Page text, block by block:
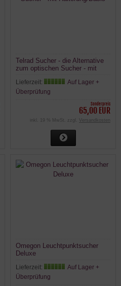
Telrad Sucher - die Alternative
zum optischen Sucher - mit
Lieferzeit:
Auf Lager +
Überprüfung
Sonderpreis
65,00 EUR
inkl. 19 % MwSt. zzgl. Versandkosten
Omegon Leuchtpunktsucher
Deluxe
Lieferzeit:
Auf Lager +
Überprüfung